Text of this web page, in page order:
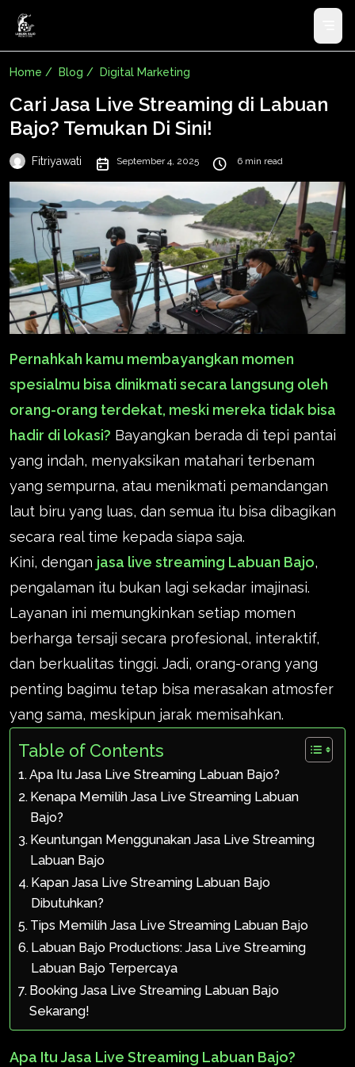
Home / Blog / Digital Marketing
Cari Jasa Live Streaming di Labuan
Bajo? Temukan Di Sini!
Fitriyawati September 4, 2025 6 min read
Pernahkah kamu membayangkan momen
spesialmu bisa dinikmati secara langsung oleh
orang-orang terdekat, meski mereka tidak bisa
hadir di lokasi? Bayangkan berada di tepi pantai
yang indah, menyaksikan matahari terbenam
yang sempurna, atau menikmati pemandangan
laut biru yang luas, dan semua itu bisa dibagikan
secara real time kepada siapa saja.
Kini, dengan jasa live streaming Labuan Bajo,
pengalaman itu bukan lagi sekadar imajinasi.
Layanan ini memungkinkan setiap momen
berharga tersaji secara profesional, interaktif,
dan berkualitas tinggi. Jadi, orang-orang yang
penting bagimu tetap bisa merasakan atmosfer
yang sama, meskipun jarak memisahkan.
Table of Contents
Apa Itu Jasa Live Streaming Labuan Bajo?
Kenapa Memilih Jasa Live Streaming Labuan
Bajo?
Keuntungan Menggunakan Jasa Live Streaming
Labuan Bajo
Kapan Jasa Live Streaming Labuan Bajo
Dibutuhkan?
Tips Memilih Jasa Live Streaming Labuan Bajo
Labuan Bajo Productions: Jasa Live Streaming
Labuan Bajo Terpercaya
Booking Jasa Live Streaming Labuan Bajo
Sekarang!
Apa Itu Jasa Live Streaming Labuan Bajo?